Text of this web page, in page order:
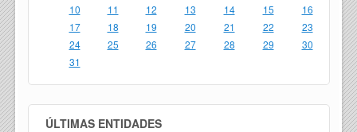
10
11 12 13 14 15
16
17
18 19 20 21 22
23
24
25 26 27 28 29
30
31
ÚLTIMAS ENTIDADES